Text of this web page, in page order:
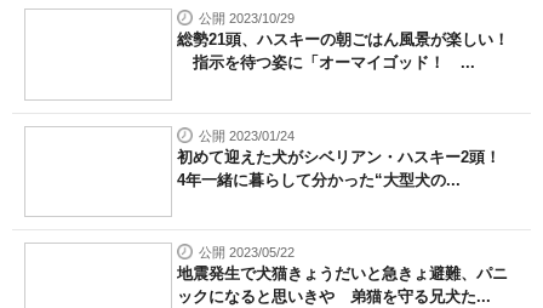
公開 2023/10/29
総勢21頭、ハスキーの朝ごはん風景が楽しい！
指示を待つ姿に「オーマイゴッド！ ...
公開 2023/01/24
初めて迎えた犬がシベリアン・ハスキー2頭！
4年一緒に暮らして分かった“大型犬の...
公開 2023/05/22
地震発生で犬猫きょうだいと急きょ避難、パニ
ックになると思いきや 弟猫を守る兄犬た...